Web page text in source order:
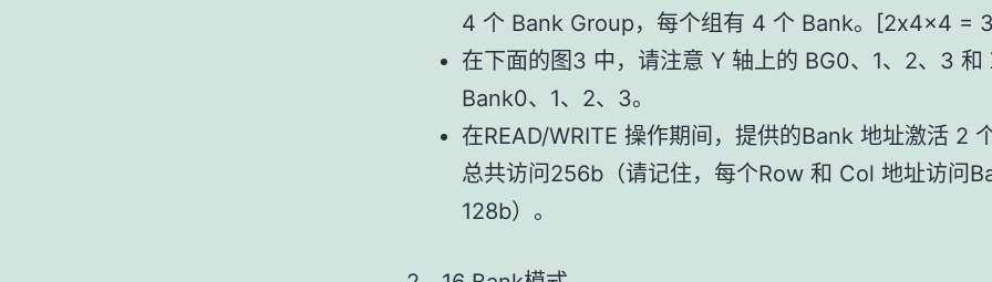
4 个 Bank Group，每个组有 4 个 Bank。 [2x4x4 =
在下面的图3 中，请注意 Y 轴上的 BG0、 1、 2、 3 和
Bank0、 1、 2、 3。
在READ/WRITE 操作期间，提供的Bank 地址激活 2
总共访问 256b （请记住，每个Row 和 Col 地址访问
128b）。